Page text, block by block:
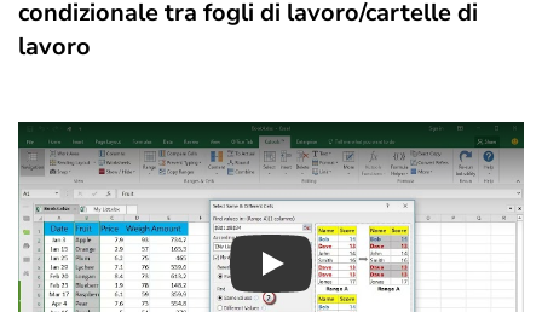
condizionale tra fogli di lavoro/cartelle di
lavoro
Play